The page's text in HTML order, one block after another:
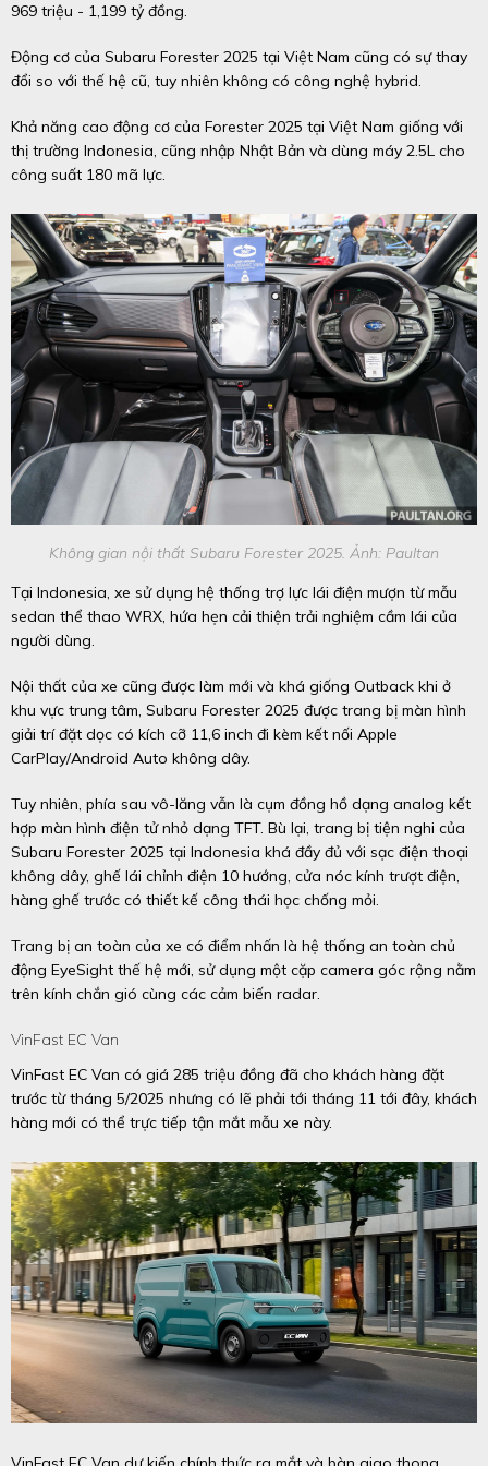
969 triệu - 1,199 tỷ đồng.
Động cơ của Subaru Forester 2025 tại Việt Nam cũng có sự thay
đổi so với thế hệ cũ, tuy nhiên không có công nghệ hybrid.
Khả năng cao động cơ của Forester 2025 tại Việt Nam giống với
thị trường Indonesia, cũng nhập Nhật Bản và dùng máy 2.5L cho
công suất 180 mã lực.
Không gian nội thất Subaru Forester 2025. Ảnh: Paultan
Tại Indonesia, xe sử dụng hệ thống trợ lực lái điện mượn từ mẫu
sedan thể thao WRX, hứa hẹn cải thiện trải nghiệm cầm lái của
người dùng.
Nội thất của xe cũng được làm mới và khá giống Outback khi ở
khu vực trung tâm, Subaru Forester 2025 được trang bị màn hình
giải trí đặt dọc có kích cỡ 11,6 inch đi kèm kết nối Apple
CarPlay/Android Auto không dây.
Tuy nhiên, phía sau vô-lăng vẫn là cụm đồng hồ dạng analog kết
hợp màn hình điện tử nhỏ dạng TFT. Bù lại, trang bị tiện nghi của
Subaru Forester 2025 tại Indonesia khá đầy đủ với sạc điện thoại
không dây, ghế lái chỉnh điện 10 hướng, cửa nóc kính trượt điện,
hàng ghế trước có thiết kế công thái học chống mỏi.
Trang bị an toàn của xe có điểm nhấn là hệ thống an toàn chủ
động EyeSight thế hệ mới, sử dụng một cặp camera góc rộng nằm
trên kính chắn gió cùng các cảm biến radar.
VinFast EC Van
VinFast EC Van có giá 285 triệu đồng đã cho khách hàng đặt
trước từ tháng 5/2025 nhưng có lẽ phải tới tháng 11 tới đây, khách
hàng mới có thể trực tiếp tận mắt mẫu xe này.